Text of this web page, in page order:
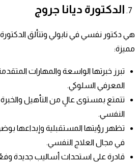
الدكتورة ديانا جروج
هي دكتور نفسي في نابولي وتتألق
مميزة:
تبرز خبرتها الواسعة والمهارات
المعرفي السلوكي.
تتمتع بمستوى عالٍ من التأهيل
النفسي.
تظهر رؤيتها المستقبلية وإبداعها
في مجال العلاج النفسي.
قادرة على استحداث أساليب جديدة